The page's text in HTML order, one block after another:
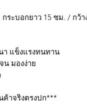
ระบอกยาว 15 ซม. / กว้
า แข็งแรงทนทาน
น มองง่าย
าจริงตรงปก***